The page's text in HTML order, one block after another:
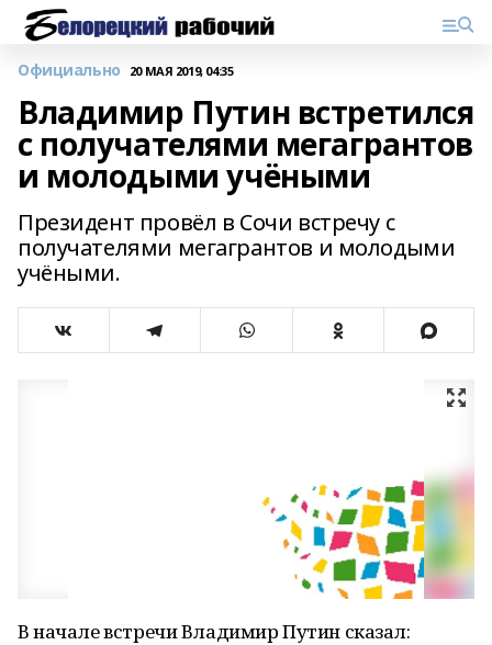
Официально 20 МАЯ 2019, 04:35
Владимир Путин встретился
с получателями мегагрантов
и молодыми учёными
Президент провёл в Сочи встречу с
получателями мегагрантов и молодыми
учёными.
В начале встречи Владимир Путин сказал: